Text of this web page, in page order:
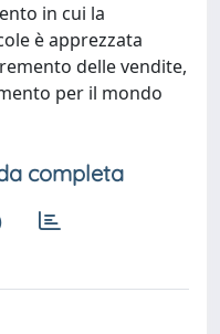
in cui la
è apprezzata
delle vendite,
per il mondo
completa